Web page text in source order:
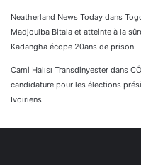
Neatherland News Today dans
Madjoulba Bitala et atteinte à la
Kadangha écope 20ans de prison
Cami Halısı Transdinyester dans
candidature pour les élections
Ivoiriens